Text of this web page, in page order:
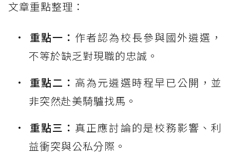
文章重點整理：
重點一： 作者認為校長參與國外遴選，
不等於缺乏對現職的忠誠。
重點二： 高為元遴選時程早已公開，並
非突然赴美騎驢找馬。
重點三： 真正應討論的是校務影響、利
益衝突與公私分際。